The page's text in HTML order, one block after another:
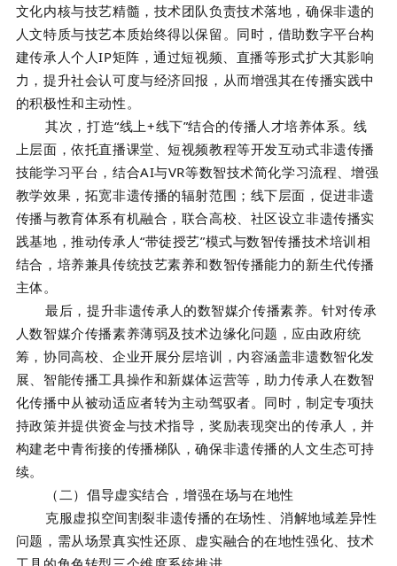
文化内核与技艺精髓，技术团队负责技术落地，确保非遗的
人文特质与技艺本质始终得以保留。同时，借助数字平台构
建传承人个人IP矩阵，通过短视频、直播等形式扩大其影响
力，提升社会认可度与经济回报，从而增强其在传播实践中
的积极性和主动性。
其次，打造“线上+线下”结合的传播人才培养体系。线
上层面，依托直播课堂、短视频教程等开发互动式非遗传播
技能学习平台，结合AI与VR等数智技术简化学习流程、增强
教学效果，拓宽非遗传播的辐射范围；线下层面，促进非遗
传播与教育体系有机融合，联合高校、社区设立非遗传播实
践基地，推动传承人“带徒授艺”模式与数智传播技术培训相
结合，培养兼具传统技艺素养和数智传播能力的新生代传播
主体。
最后，提升非遗传承人的数智媒介传播素养。针对传承
人数智媒介传播素养薄弱及技术边缘化问题，应由政府统
筹，协同高校、企业开展分层培训，内容涵盖非遗数智化发
展、智能传播工具操作和新媒体运营等，助力传承人在数智
化传播中从被动适应者转为主动驾驭者。同时，制定专项扶
持政策并提供资金与技术指导，奖励表现突出的传承人，并
构建老中青衔接的传播梯队，确保非遗传播的人文生态可持
续。
（二）倡导虚实结合，增强在场与在地性
克服虚拟空间割裂非遗传播的在场性、消解地域差异性
问题，需从场景真实性还原、虚实融合的在地性强化、技术